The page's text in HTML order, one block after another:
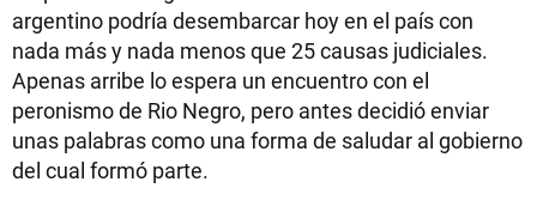
argentino podría desembarcar hoy en el país con
nada más y nada menos que 25 causas judiciales.
Apenas arribe lo espera un encuentro con el
peronismo de Rio Negro, pero antes decidió enviar
unas palabras como una forma de saludar al gobierno
del cual formó parte.